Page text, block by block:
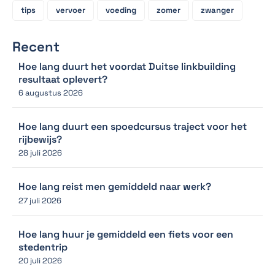
tips vervoer voeding zomer zwanger
Recent
Hoe lang duurt het voordat Duitse linkbuilding
resultaat oplevert?
6 augustus 2026
Hoe lang duurt een spoedcursus traject voor het
rijbewijs?
28 juli 2026
Hoe lang reist men gemiddeld naar werk?
27 juli 2026
Hoe lang huur je gemiddeld een fiets voor een
stedentrip
20 juli 2026